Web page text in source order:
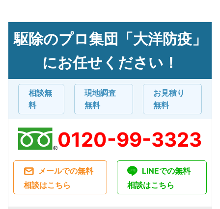
駆除のプロ集団「大洋防疫」
にお任せください！
相談無
料
現地調査
無料
お見積り
無料
0120-99-3323
メールでの無料
相談はこちら
LINEでの無料
相談はこちら